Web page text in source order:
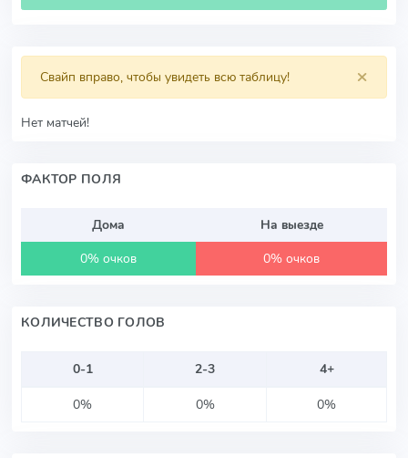
×
Свайп вправо, чтобы увидеть всю таблицу!
Нет матчей!
ФАКТОР ПОЛЯ
Дома
На выезде
0% очков
0% очков
КОЛИЧЕСТВО ГОЛОВ
0-1 2-3
4+
0%
0% 0%